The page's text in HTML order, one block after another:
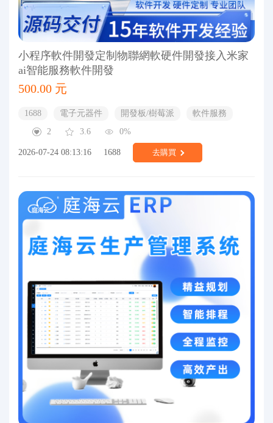
小程序軟件開發定制物聯網軟硬件開發接入米家
ai智能服務軟件開發
500.00 元
1688 電子元器件 開發板/樹莓派
軟件服務
2
3.6 0%
2026-07-24 08:13:16 1688 去購買